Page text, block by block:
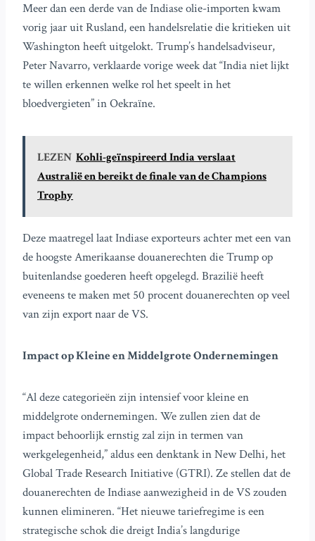
Meer dan een derde van de Indiase olie-importen kwam
vorig jaar uit Rusland, een handelsrelatie die kritieken uit
Washington heeft uitgelokt. Trump’s handelsadviseur,
Peter Navarro, verklaarde vorige week dat “India niet lijkt
te willen erkennen welke rol het speelt in het
bloedvergieten” in Oekraïne.
LEZEN Kohli-geïnspireerd India verslaat
Australië en bereikt de finale van de Champions
Trophy
Deze maatregel laat Indiase exporteurs achter met een van
de hoogste Amerikaanse douanerechten die Trump op
buitenlandse goederen heeft opgelegd. Brazilië heeft
eveneens te maken met 50 procent douanerechten op veel
van zijn export naar de VS.
Impact op Kleine en Middelgrote Ondernemingen
“Al deze categorieën zijn intensief voor kleine en
middelgrote ondernemingen. We zullen zien dat de
impact behoorlijk ernstig zal zijn in termen van
werkgelegenheid,” aldus een denktank in New Delhi, het
Global Trade Research Initiative (GTRI). Ze stellen dat de
douanerechten de Indiase aanwezigheid in de VS zouden
kunnen elimineren. “Het nieuwe tariefregime is een
strategische schok die dreigt India’s langdurige